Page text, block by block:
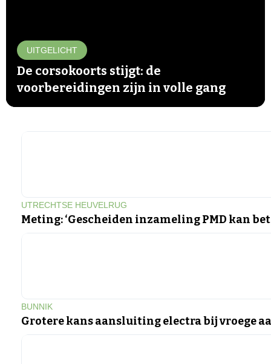
UITGELICHT
De corsokoorts stijgt: de
voorbereidingen zijn in volle gang
UTRECHTSE HEUVELRUG
Meting: ‘Gescheiden inzameling PMD kan
BUNNIK
Grotere kans aansluiting electra bij vroege